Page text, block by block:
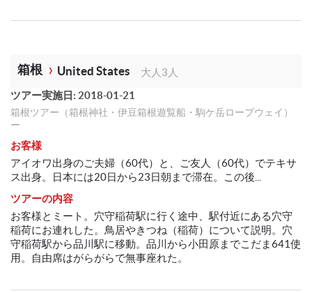
箱根 United States
大人3人
ツアー実施日: 2018-01-21
箱根ツアー（箱根神社・伊豆箱根遊覧船・駒ケ岳ロープウェイ）
ー
お客様
アイオワ出身のご夫婦（60代）と、ご友人（60代）でテキサ
ス出身。日本には20日から23日朝まで滞在。この後...
ツアーの内容
お客様とミート。穴守稲荷駅に行く途中、駅付近にある穴守
稲荷にお連れした。鳥居やきつね（稲荷）について説明。穴
守稲荷駅から品川駅に移動。品川から小田原までこだま641使
用。自由席はがらがらで無事座れた。